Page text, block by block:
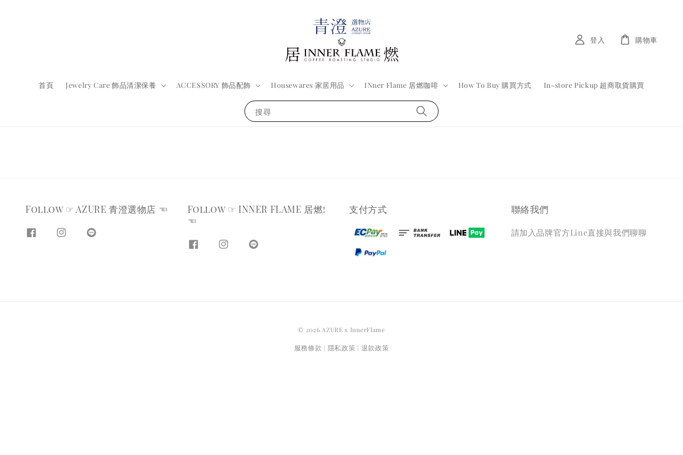
搜尋
首頁 Jewelry Care 飾品清潔保養 ACCESSORY 飾品配飾 Housewares 家居用品 INner Flame 居燃咖啡 How To Buy 購買方式 In-store Pickup 超商取貨購買
登入 購物車
Follow ☞ AZURE 青澄選物店 ☜
Follow ☞ INNER FLAME 居燃!
☜
支付方式 聯絡我們
請加入品牌官方Line直接與我們聊聊
© 2026 AZURE x InnerFlame
服務條款 | 隱私政策 | 退款政策